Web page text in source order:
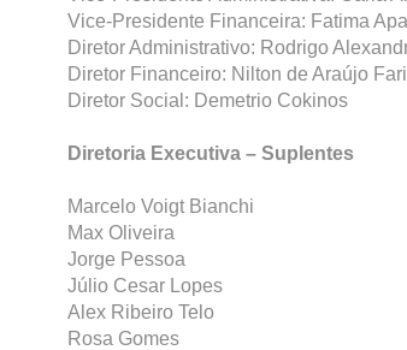
Vice-Presidente Financeira: Fatima
Diretor Administrativo: Rodrigo
Diretor Financeiro: Nilton de Araújo
Diretor Social: Demetrio Cokinos
Diretoria Executiva – Suplentes
Marcelo Voigt Bianchi
Max Oliveira
Jorge Pessoa
Júlio Cesar Lopes
Alex Ribeiro Telo
Rosa Gomes